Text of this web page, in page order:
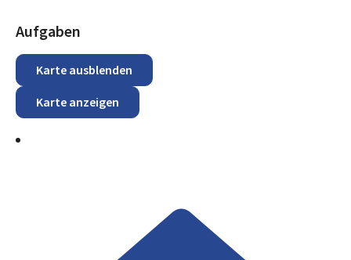
Aufgaben
Karte ausblenden
Karte anzeigen